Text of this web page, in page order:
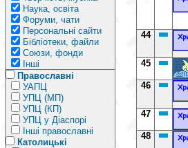
Наука, освіта
Форуми, чати
Персональні сайти
Бібліотеки, файли
Союзи, фонди
Інші
Православні
УАПЦ
УПЦ (МП)
УПЦ (КП)
УПЦ у Діаспорі
Інші православні
Католицькі
44
45
46
47
48